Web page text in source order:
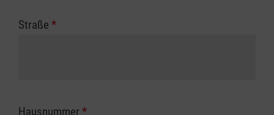
Straße *
Hausnummer *